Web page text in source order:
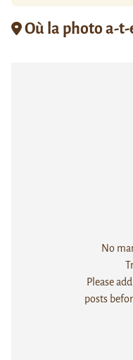
Où la photo a-t-
No
Please
posts